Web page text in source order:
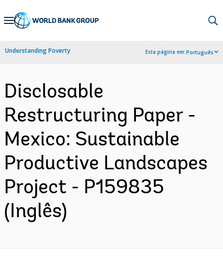
Skip
Navigation
Understanding Poverty Esta página em:Português
Disclosable
Restructuring Paper -
Mexico: Sustainable
Productive Landscapes
Project - P159835
(Inglês)